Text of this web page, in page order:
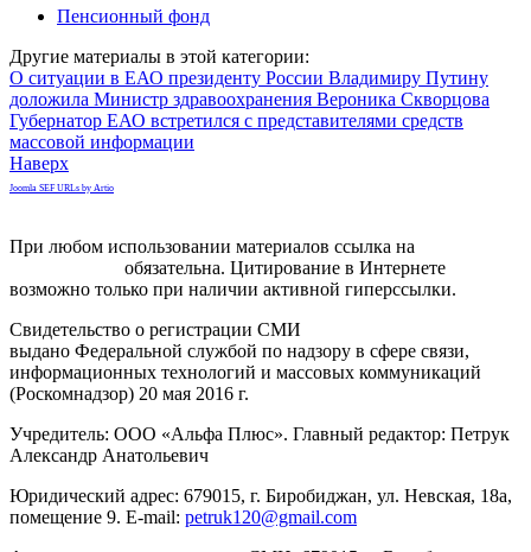
Пенсионный фонд
Другие материалы в этой категории:
О ситуации в ЕАО президенту России Владимиру Путину
доложила Министр здравоохранения Вероника Скворцова
Губернатор ЕАО встретился с представителями средств
массовой информации
Наверх
Joomla SEF URLs by Artio
При любом использовании материалов ссылка на
обязательна. Цитирование в Интернете
возможно только при наличии активной гиперссылки.
Свидетельство о регистрации СМИ
выдано Федеральной службой по надзору в сфере связи,
информационных технологий и массовых коммуникаций
(Роскомнадзор) 20 мая 2016 г.
Учредитель: ООО «Альфа Плюс». Главный редактор: Петрук
Александр Анатольевич
Юридический адрес: 679015, г. Биробиджан, ул. Невская, 18а,
помещение 9. E-mail: petruk120@gmail.com